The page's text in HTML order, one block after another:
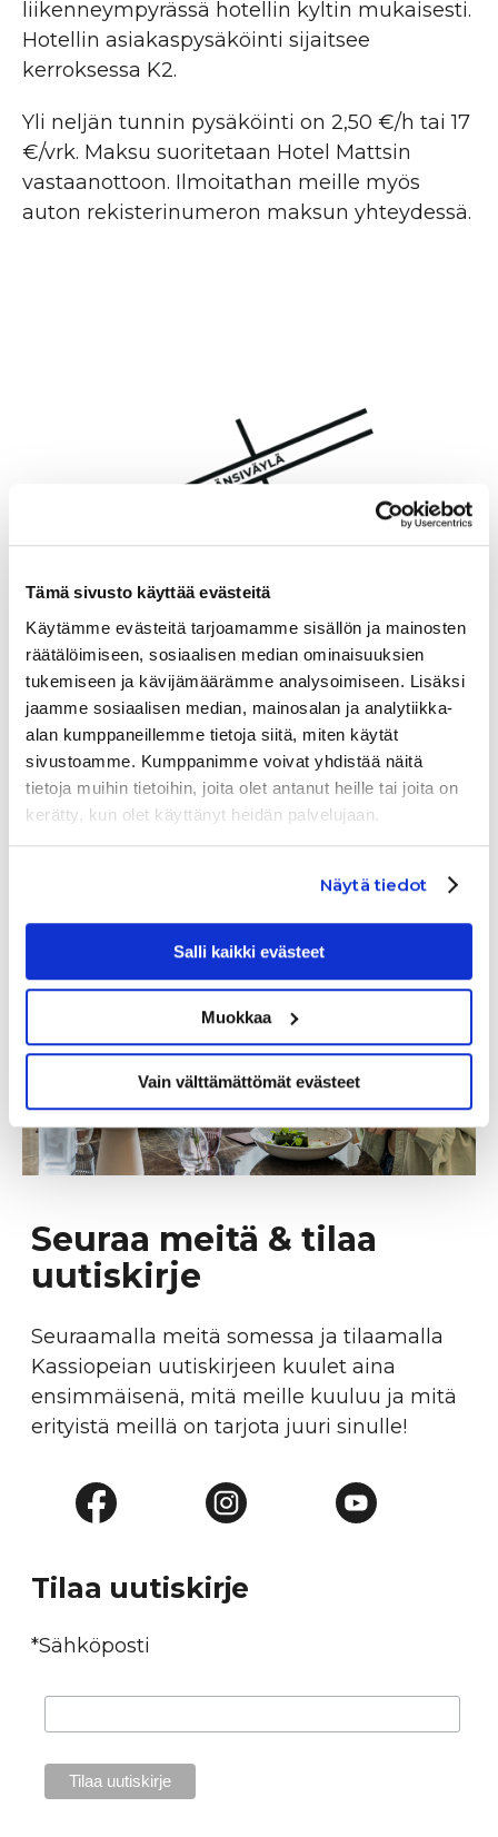
Tämä sivusto käyttää evästeitä
Käytämme evästeitä tarjoamamme sisällön ja mainosten
räätälöimiseen, sosiaalisen median ominaisuuksien
tukemiseen ja kävijämäärämme analysoimiseen. Lisäksi
jaamme sosiaalisen median, mainosalan ja analytiikka-
alan kumppaneillemme tietoja siitä, miten käytät
sivustoamme. Kumppanimme voivat yhdistää näitä
tietoja muihin tietoihin, joita olet antanut heille tai joita on
kerätty, kun olet käyttänyt heidän palvelujaan.
Näytä tiedot
Salli kaikki evästeet
Muokkaa
Vain välttämättömät evästeet
liikenneympyrässä hotellin kyltin mukaisesti.
Hotellin asiakaspysäköinti sijaitsee
kerroksessa K2.
Yli neljän tunnin pysäköinti on 2,50 €/h tai 17
€/vrk. Maksu suoritetaan Hotel Mattsin
vastaanottoon. Ilmoitathan meille myös
auton rekisterinumeron maksun yhteydessä.
Seuraa meitä & tilaa
uutiskirje
Seuraamalla meitä somessa ja tilaamalla
Kassiopeian uutiskirjeen kuulet aina
ensimmäisenä, mitä meille kuuluu ja mitä
erityistä meillä on tarjota juuri sinulle!
Tilaa uutiskirje
*Sähköposti